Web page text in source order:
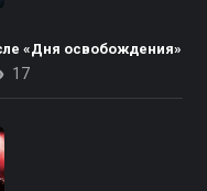
«Дня освобождения»
17